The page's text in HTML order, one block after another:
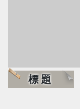
標題